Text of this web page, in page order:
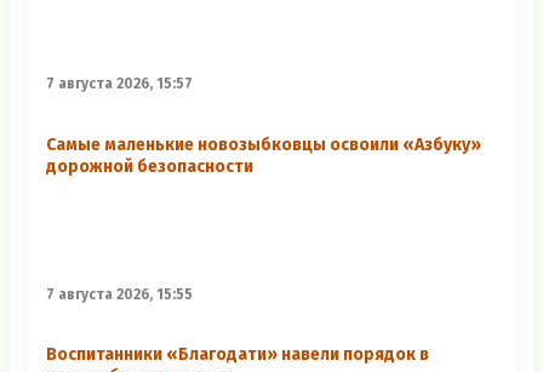
7 августа 2026, 15:57
Самые маленькие новозыбковцы освоили «Азбуку»
дорожной безопасности
7 августа 2026, 15:55
Воспитанники «Благодати» навели порядок в